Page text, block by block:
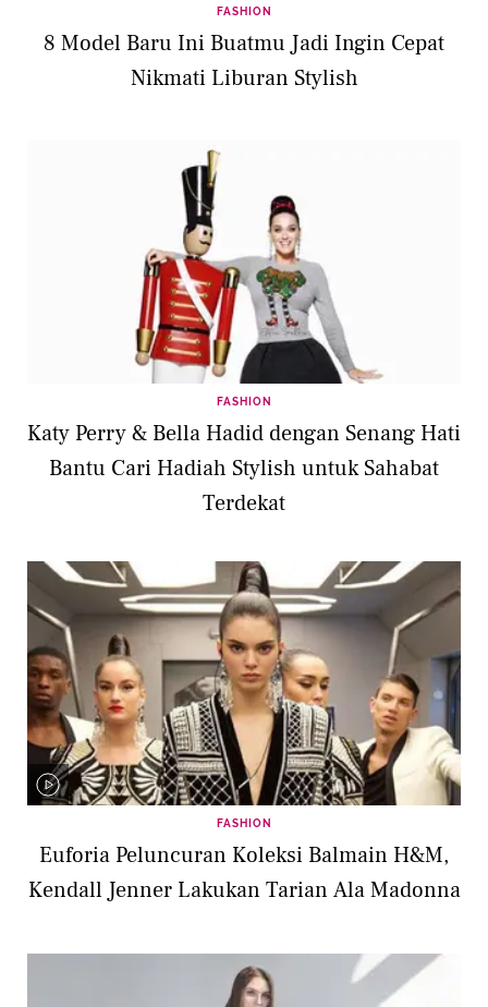
FASHION
8 Model Baru Ini Buatmu Jadi Ingin Cepat
Nikmati Liburan Stylish
FASHION
Katy Perry & Bella Hadid dengan Senang Hati
Bantu Cari Hadiah Stylish untuk Sahabat
Terdekat
FASHION
Euforia Peluncuran Koleksi Balmain H&M,
Kendall Jenner Lakukan Tarian Ala Madonna